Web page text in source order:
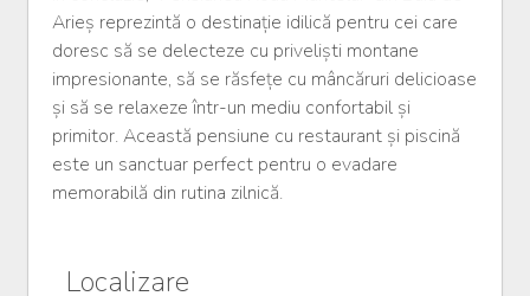
Arieș reprezintă o destinație idilică pentru cei care
doresc să se delecteze cu priveliști montane
impresionante, să se răsfețe cu mâncăruri delicioase
și să se relaxeze într-un mediu confortabil și
primitor. Această pensiune cu restaurant și piscină
este un sanctuar perfect pentru o evadare
memorabilă din rutina zilnică.
Localizare